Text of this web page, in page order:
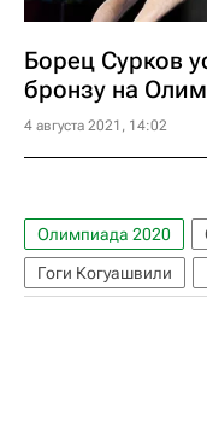
Борец Сурков
бронзу на
4 августа 2021, 14:02
Олимпиада 2020
Гоги Когуашвили